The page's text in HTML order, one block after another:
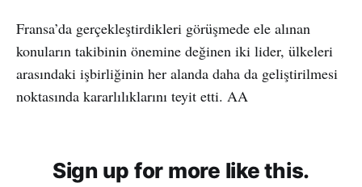
Fransa’da gerçekleştirdikleri görüşmede ele alınan
konuların takibinin önemine değinen iki lider, ülkeleri
arasındaki işbirliğinin her alanda daha da geliştirilmesi
noktasında kararlılıklarını teyit etti. AA
Sign up for more like this.